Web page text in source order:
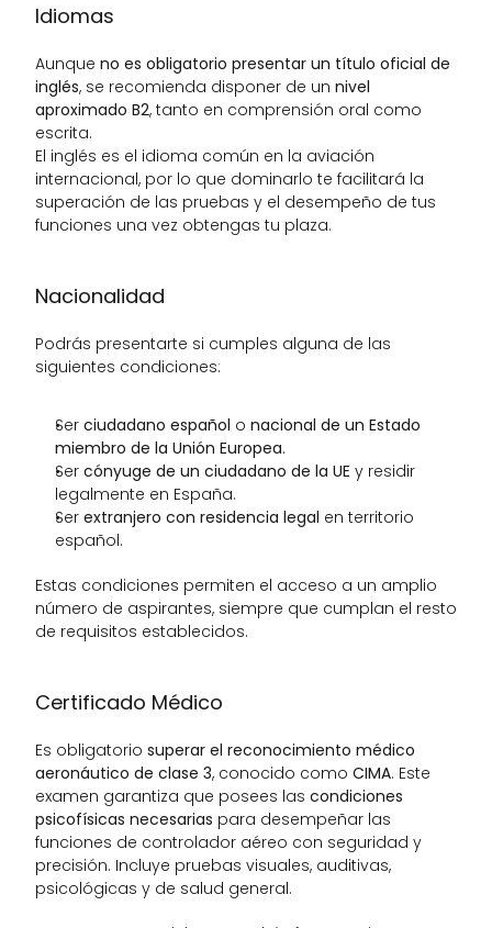
Idiomas
Aunque no es obligatorio presentar un título oficial de
inglés, se recomienda disponer de un nivel
aproximado B2, tanto en comprensión oral como
escrita.
El inglés es el idioma común en la aviación
internacional, por lo que dominarlo te facilitará la
superación de las pruebas y el desempeño de tus
funciones una vez obtengas tu plaza.
Nacionalidad
Podrás presentarte si cumples alguna de las
siguientes condiciones:
Ser ciudadano español o nacional de un Estado
miembro de la Unión Europea.
Ser cónyuge de un ciudadano de la UE y residir
legalmente en España.
Ser extranjero con residencia legal en territorio
español.
Estas condiciones permiten el acceso a un amplio
número de aspirantes, siempre que cumplan el resto
de requisitos establecidos.
Certificado Médico
Es obligatorio superar el reconocimiento médico
aeronáutico de clase 3, conocido como CIMA. Este
examen garantiza que posees las condiciones
psicofísicas necesarias para desempeñar las
funciones de controlador aéreo con seguridad y
precisión. Incluye pruebas visuales, auditivas,
psicológicas y de salud general.